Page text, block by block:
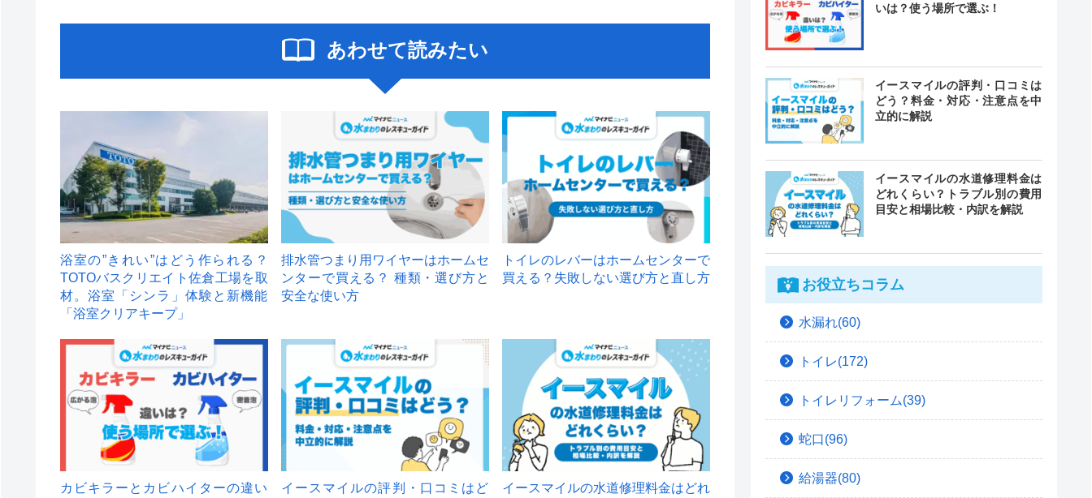
あわせて読みたい
浴室の”きれい”はどう作られる？
TOTOバスクリエイト佐倉工場を取
材。浴室「シンラ」体験と新機能
「浴室クリアキープ」
排水管つまり用ワイヤーはホームセ
ンターで買える？ 種類・選び方と
安全な使い方
トイレのレバーはホームセンターで
買える？失敗しない選び方と直し方
カビキラーとカビハイターの違い
イースマイルの評判・口コミはど
イースマイルの水道修理料金はどれ
いは？使う場所で選ぶ！
イースマイルの評判・口コミは
どう？料金・対応・注意点を中
立的に解説
イースマイルの水道修理料金は
どれくらい？トラブル別の費用
目安と相場比較・内訳を解説
お役立ちコラム
水漏れ(60)
トイレ(172)
トイレリフォーム(39)
蛇口(96)
給湯器(80)